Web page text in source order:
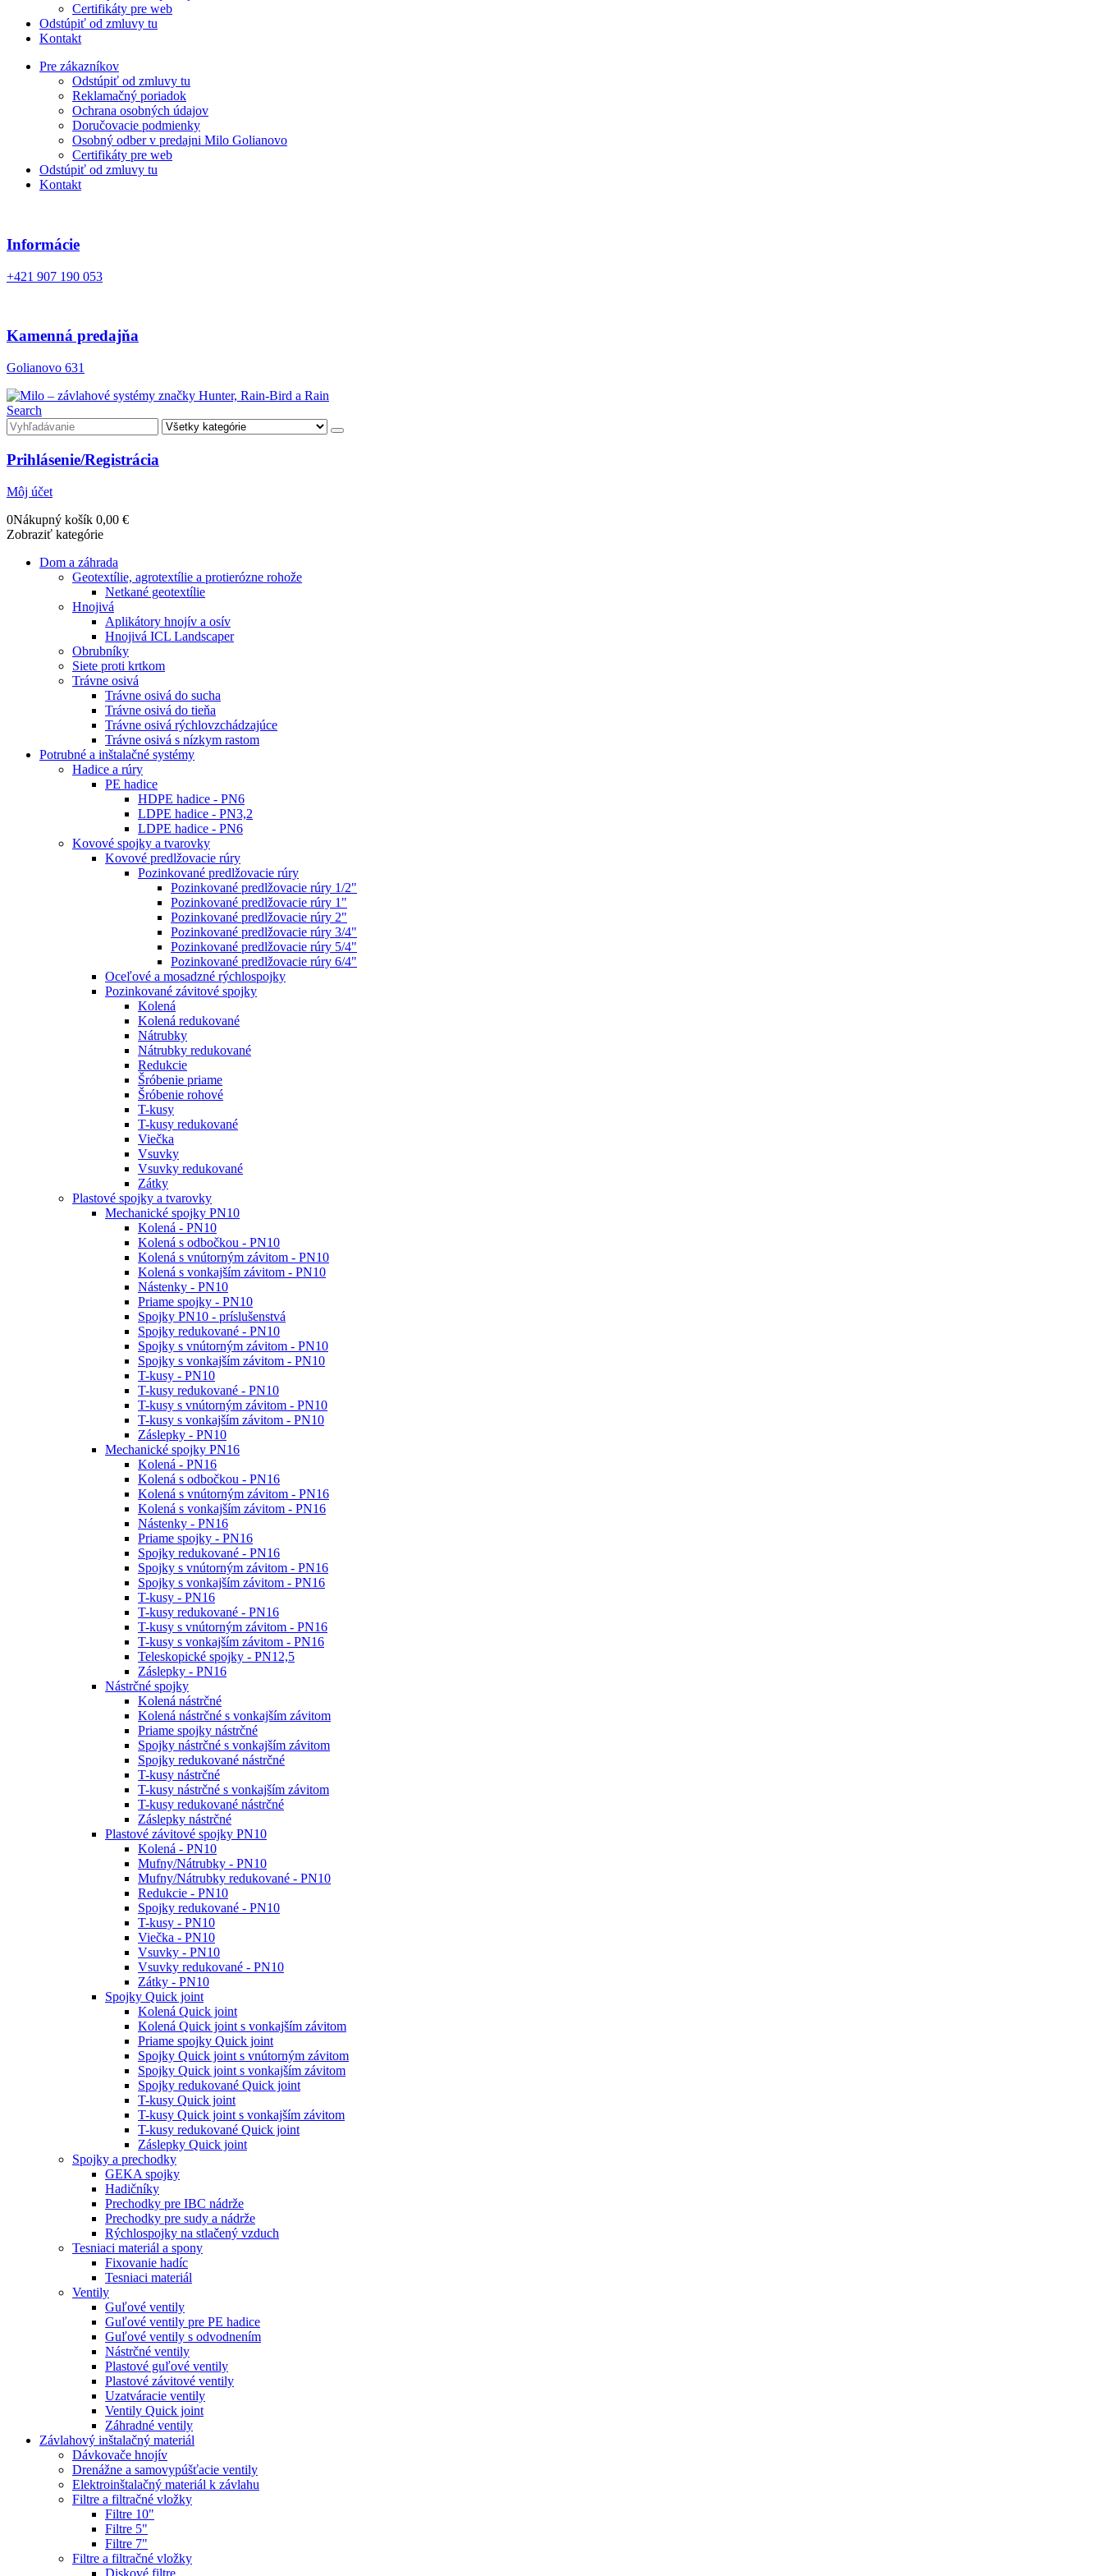
Certifikáty pre web
Odstúpiť od zmluvy tu
Kontakt
Pre zákazníkov
Odstúpiť od zmluvy tu
Reklamačný poriadok
Ochrana osobných údajov
Doručovacie podmienky
Osobný odber v predajni Milo Golianovo
Certifikáty pre web
Odstúpiť od zmluvy tu
Kontakt
Informácie
+421 907 190 053
Kamenná predajňa
Golianovo 631
Search
Prihlásenie/Registrácia
Môj účet
0Nákupný košík 0,00 €
Zobraziť kategórie
Dom a záhrada
Geotextílie, agrotextílie a protierózne rohože
Netkané geotextílie
Hnojivá
Aplikátory hnojív a osív
Hnojivá ICL Landscaper
Obrubníky
Siete proti krtkom
Trávne osivá
Trávne osivá do sucha
Trávne osivá do tieňa
Trávne osivá rýchlovzchádzajúce
Trávne osivá s nízkym rastom
Potrubné a inštalačné systémy
Hadice a rúry
PE hadice
HDPE hadice - PN6
LDPE hadice - PN3,2
LDPE hadice - PN6
Kovové spojky a tvarovky
Kovové predlžovacie rúry
Pozinkované predlžovacie rúry
Pozinkované predlžovacie rúry 1/2"
Pozinkované predlžovacie rúry 1"
Pozinkované predlžovacie rúry 2"
Pozinkované predlžovacie rúry 3/4"
Pozinkované predlžovacie rúry 5/4"
Pozinkované predlžovacie rúry 6/4"
Oceľové a mosadzné rýchlospojky
Pozinkované závitové spojky
Kolená
Kolená redukované
Nátrubky
Nátrubky redukované
Redukcie
Šróbenie priame
Šróbenie rohové
T-kusy
T-kusy redukované
Viečka
Vsuvky
Vsuvky redukované
Zátky
Plastové spojky a tvarovky
Mechanické spojky PN10
Kolená - PN10
Kolená s odbočkou - PN10
Kolená s vnútorným závitom - PN10
Kolená s vonkajším závitom - PN10
Nástenky - PN10
Priame spojky - PN10
Spojky PN10 - príslušenstvá
Spojky redukované - PN10
Spojky s vnútorným závitom - PN10
Spojky s vonkajším závitom - PN10
T-kusy - PN10
T-kusy redukované - PN10
T-kusy s vnútorným závitom - PN10
T-kusy s vonkajším závitom - PN10
Záslepky - PN10
Mechanické spojky PN16
Kolená - PN16
Kolená s odbočkou - PN16
Kolená s vnútorným závitom - PN16
Kolená s vonkajším závitom - PN16
Nástenky - PN16
Priame spojky - PN16
Spojky redukované - PN16
Spojky s vnútorným závitom - PN16
Spojky s vonkajším závitom - PN16
T-kusy - PN16
T-kusy redukované - PN16
T-kusy s vnútorným závitom - PN16
T-kusy s vonkajším závitom - PN16
Teleskopické spojky - PN12,5
Záslepky - PN16
Nástrčné spojky
Kolená nástrčné
Kolená nástrčné s vonkajším závitom
Priame spojky nástrčné
Spojky nástrčné s vonkajším závitom
Spojky redukované nástrčné
T-kusy nástrčné
T-kusy nástrčné s vonkajším závitom
T-kusy redukované nástrčné
Záslepky nástrčné
Plastové závitové spojky PN10
Kolená - PN10
Mufny/Nátrubky - PN10
Mufny/Nátrubky redukované - PN10
Redukcie - PN10
Spojky redukované - PN10
T-kusy - PN10
Viečka - PN10
Vsuvky - PN10
Vsuvky redukované - PN10
Zátky - PN10
Spojky Quick joint
Kolená Quick joint
Kolená Quick joint s vonkajším závitom
Priame spojky Quick joint
Spojky Quick joint s vnútorným závitom
Spojky Quick joint s vonkajším závitom
Spojky redukované Quick joint
T-kusy Quick joint
T-kusy Quick joint s vonkajším závitom
T-kusy redukované Quick joint
Záslepky Quick joint
Spojky a prechodky
GEKA spojky
Hadičníky
Prechodky pre IBC nádrže
Prechodky pre sudy a nádrže
Rýchlospojky na stlačený vzduch
Tesniaci materiál a spony
Fixovanie hadíc
Tesniaci materiál
Ventily
Guľové ventily
Guľové ventily pre PE hadice
Guľové ventily s odvodnením
Nástrčné ventily
Plastové guľové ventily
Plastové závitové ventily
Uzatváracie ventily
Ventily Quick joint
Záhradné ventily
Závlahový inštalačný materiál
Dávkovače hnojív
Drenážne a samovypúšťacie ventily
Elektroinštalačný materiál k závlahu
Filtre a filtračné vložky
Filtre 10"
Filtre 5"
Filtre 7"
Filtre a filtračné vložky
Diskové filtre